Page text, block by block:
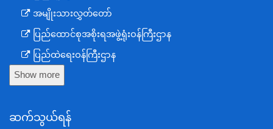
အမျိုးသားလွှတ်တော်
ပြည်ထောင်စုအစိုးရအဖွဲ့ရုံးဝန်ကြီးဌာန
ပြည်ထဲရေးဝန်ကြီးဌာန
ကာကွယ်ရေးဝန်ကြီးဌာန
စီမံကိန်း၊ဘဏ္ဍာရေးနှင့်စက်မှုဝန်ကြီးဌာန
Show more
ဆက်သွယ်ရန်